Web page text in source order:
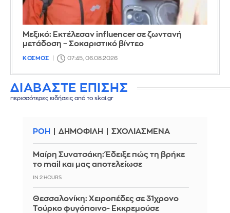
Μεξικό: Εκτέλεσαν influencer σε ζωντανή
μετάδοση – Σοκαριστικό βίντεο
ΚΟΣΜΟΣ 07:45, 06.08.2026
ΔΙΑΒΑΣΤΕ ΕΠΙΣΗΣ
περισσότερες ειδήσεις από το skai.gr
ΡΟΗ ΔΗΜΟΦΙΛΗ ΣΧΟΛΙΑΣΜΕΝΑ
Μαίρη Συνατσάκη: Έδειξε πώς τη βρήκε
το mail και μας αποτελείωσε
IN 2 HOURS
Θεσσαλονίκη: Χειροπέδες σε 31χρονο
Τούρκο φυγόποινο- Εκκρεμούσε